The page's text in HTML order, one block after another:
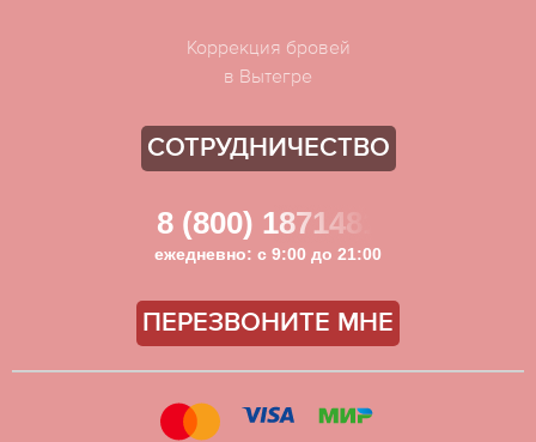
Коррекция бровей
в Вытегре
СОТРУДНИЧЕСТВО
8 (800) 1871481
ежедневно: с 9:00 до 21:00
ПЕРЕЗВОНИТЕ МНЕ